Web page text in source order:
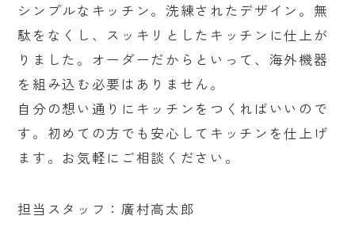
シンプルなキッチン。洗練されたデザイン。無
駄をなくし、スッキリとしたキッチンに仕上が
りました。オーダーだからといって、海外機器
を組み込む必要はありません。
自分の想い通りにキッチンをつくればいいので
す。初めての方でも安心してキッチンを仕上げ
ます。お気軽にご相談ください。
担当スタッフ：廣村高太郎